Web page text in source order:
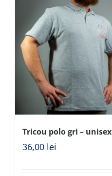
Tricou polo gri – unisex
36,00 lei